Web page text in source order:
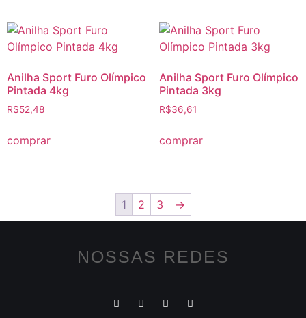
Anilha Sport Furo Olímpico
Pintada 4kg
R$52,48
comprar
Anilha Sport Furo Olímpico
Pintada 3kg
R$36,61
comprar
1 2 3 →
NOSSAS REDES